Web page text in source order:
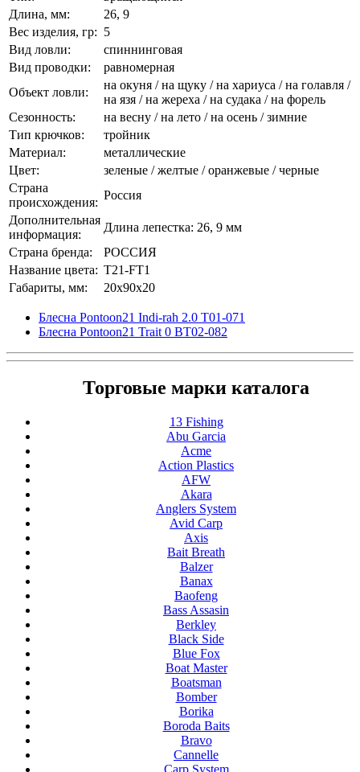
Длина, мм:
26, 9
Вес изделия, гр: 5
Вид ловли:
спиннинговая
Вид проводки:
равномерная
Объект ловли:
на окуня / на щуку / на хариуса / на голавля /
на язя / на жереха / на судака / на форель
Сезонность:
на весну / на лето / на осень / зимние
Тип крючков:
тройник
Материал:
металлические
Цвет:
зеленые / желтые / оранжевые / черные
Страна
происхождения:
Россия
Дополнительная
информация:
Длина лепестка: 26, 9 мм
Страна бренда:
РОССИЯ
Название цвета: T21-FT1
Габариты, мм:
20x90x20
Блесна Pontoon21 Indi-rah 2.0 T01-071
Блесна Pontoon21 Trait 0 BT02-082
Торговые марки каталога
13 Fishing
Abu Garcia
Acme
Action Plastics
AFW
Akara
Anglers System
Avid Carp
Axis
Bait Breath
Balzer
Banax
Baofeng
Bass Assasin
Berkley
Black Side
Blue Fox
Boat Master
Boatsman
Bomber
Borika
Boroda Baits
Bravo
Cannelle